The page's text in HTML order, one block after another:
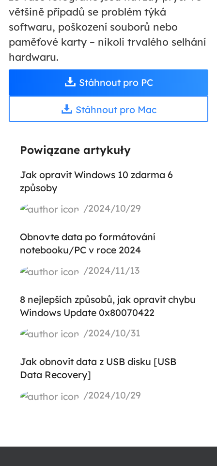
většině případů se problém týká
softwaru, poškození souborů nebo
paměťové karty – nikoli trvalého selhání
hardwaru.
Stáhnout pro PC
Stáhnout pro Mac
Powiązane artykuły
Jak opravit Windows 10 zdarma 6
způsoby
/2024/10/29
Obnovte data po formátování
notebooku/PC v roce 2024
/2024/11/13
8 nejlepších způsobů, jak opravit chybu
Windows Update 0x80070422
/2024/10/31
Jak obnovit data z USB disku [USB
Data Recovery]
/2024/10/29